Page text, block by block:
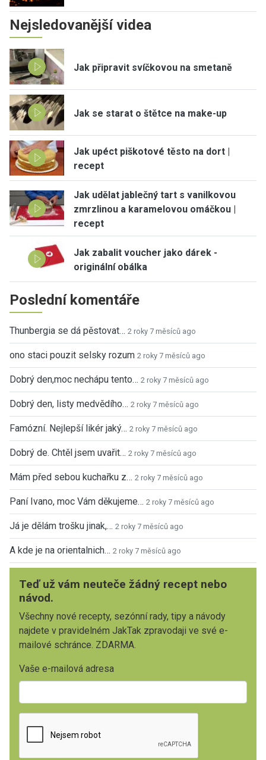
Nejsledovanější videa
Jak připravit svíčkovou na smetaně
Jak se starat o štětce na make-up
Jak upéct piškotové těsto na dort |
recept
Jak udělat jablečný tart s vanilkovou
zmrzlinou a karamelovou omáčkou |
recept
Jak zabalit voucher jako dárek -
originální obálka
Poslední komentáře
Thunbergia se dá pěstovat… 2 roky 7 měsíců ago
ono staci pouzit selsky rozum 2 roky 7 měsíců ago
Dobrý den,moc nechápu tento… 2 roky 7 měsíců ago
Dobrý den, listy medvědího… 2 roky 7 měsíců ago
Famózní. Nejlepší likér jaký… 2 roky 7 měsíců ago
Dobrý de. Chtěl jsem uvařit… 2 roky 7 měsíců ago
Mám před sebou kuchařku z… 2 roky 7 měsíců ago
Paní Ivano, moc Vám děkujeme… 2 roky 7 měsíců ago
Já je dělám trošku jinak,… 2 roky 7 měsíců ago
A kde je na orientalnich… 2 roky 7 měsíců ago
Teď už vám neuteče žádný recept nebo
návod.
Všechny nové recepty, sezónní rady, tipy a návody
najdete v pravidelném JakTak zpravodaji ve své e-
mailové schránce. ZDARMA.
Vaše e-mailová adresa